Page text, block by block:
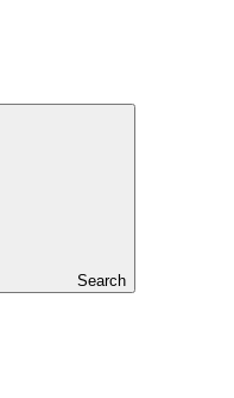
Search